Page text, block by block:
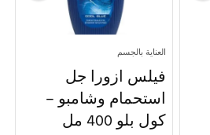
العناية بالجسم
فيلس ازورا جل
استحمام وشامبو –
كول بلو 400 مل